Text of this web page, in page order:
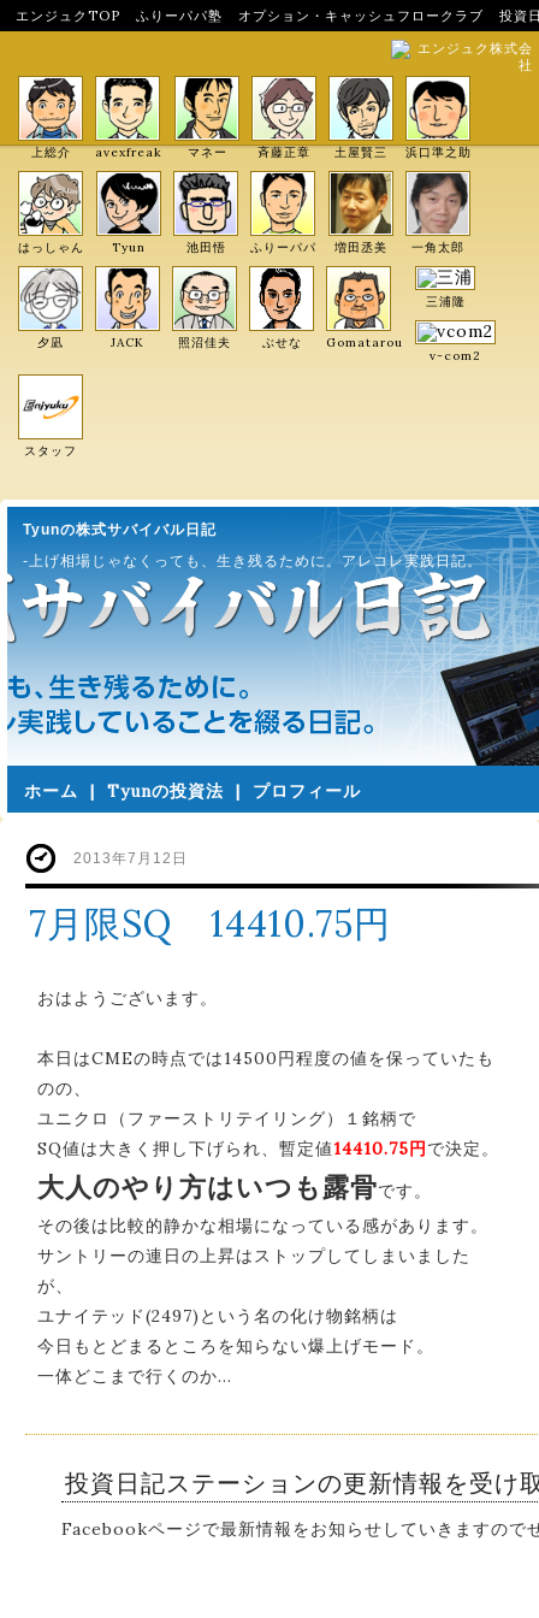
エンジュクTOP ふりーパパ塾 オプション・キャッシュフロークラブ
投資
エンジュク株式会
社
上総介 avexfreak マネー 斉藤正章 土屋賢三 浜口準之助
はっしゃん Tyun 池田悟 ふりーパパ 増田丞美 一角太郎
夕凪 JACK 照沼佳夫 ぶせな Gomatarou
三浦隆
v-com2
スタッフ
Tyunの株式サバイバル日記
-上げ相場じゃなくっても、生き残るために。アレコレ実践日記。
ホーム | Tyunの投資法 | プロフィール
2013年7月12日
7月限SQ 14410.75円
おはようございます。
本日はCMEの時点では14500円程度の値を保っていたも
のの、
ユニクロ（ファーストリテイリング）１銘柄で
SQ値は大きく押し下げられ、暫定値14410.75円で決定。
大人のやり方はいつも露骨です。
その後は比較的静かな相場になっている感があります。
サントリーの連日の上昇はストップしてしまいました
が、
ユナイテッド(2497)という名の化け物銘柄は
今日もとどまるところを知らない爆上げモード。
一体どこまで行くのか…
投資日記ステーションの更新情報を受け
Facebookページで最新情報をお知らせしていきますので